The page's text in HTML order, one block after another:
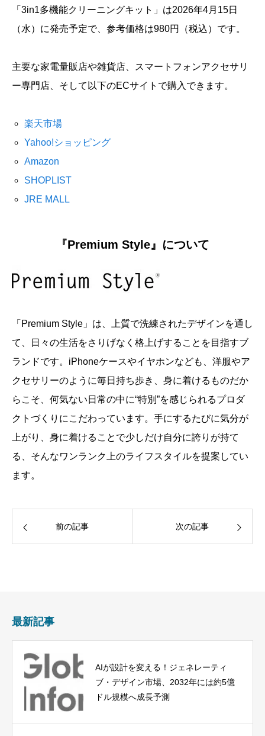
「3in1多機能クリーニングキット」は2026年4月15日
（水）に発売予定で、参考価格は980円（税込）です。
主要な家電量販店や雑貨店、スマートフォンアクセサリ
ー専門店、そして以下のECサイトで購入できます。
楽天市場
Yahoo!ショッピング
Amazon
SHOPLIST
JRE MALL
『Premium Style』について
「Premium Style」は、上質で洗練されたデザインを通し
て、日々の生活をさりげなく格上げすることを目指すブ
ランドです。iPhoneケースやイヤホンなども、洋服やア
クセサリーのように毎日持ち歩き、身に着けるものだか
らこそ、何気ない日常の中に“特別”を感じられるプロダ
クトづくりにこだわっています。手にするたびに気分が
上がり、身に着けることで少しだけ自分に誇りが持て
る、そんなワンランク上のライフスタイルを提案してい
ます。
前の記事 次の記事
最新記事
AIが設計を変える！ジェネレーティ
ブ・デザイン市場、2032年には約5億
ドル規模へ成長予測